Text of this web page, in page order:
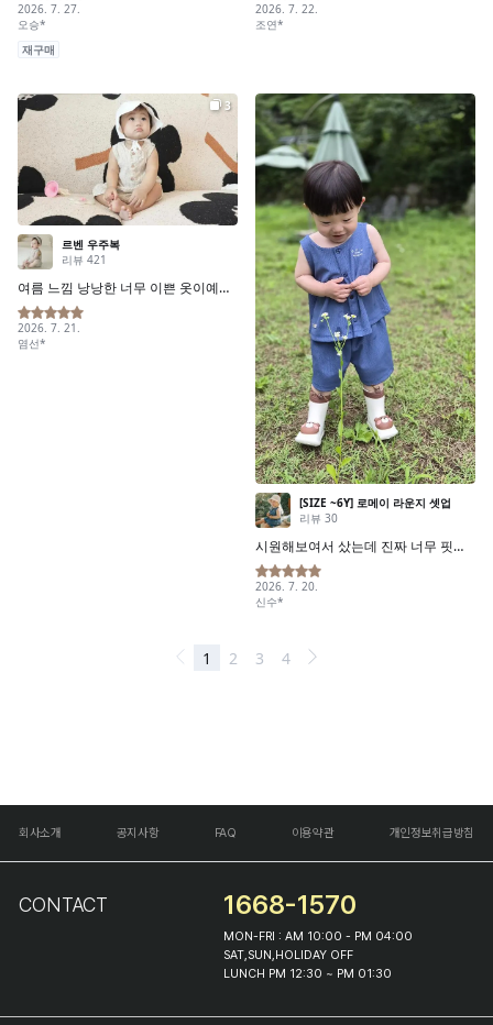
회사소개 공지사항 FAQ 이용약관 개인정보취급방침
CONTACT 1668-1570
MON-FRI : AM 10:00 - PM 04:00
SAT,SUN,HOLIDAY OFF
LUNCH PM 12:30 ~ PM 01:30